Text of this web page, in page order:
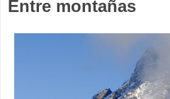
Entre montañas